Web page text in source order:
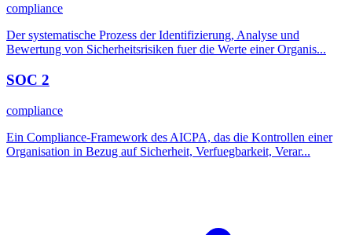
compliance
Der systematische Prozess der Identifizierung, Analyse und
Bewertung von Sicherheitsrisiken fuer die Werte einer Organis...
SOC 2
compliance
Ein Compliance-Framework des AICPA, das die Kontrollen einer
Organisation in Bezug auf Sicherheit, Verfuegbarkeit, Verar...